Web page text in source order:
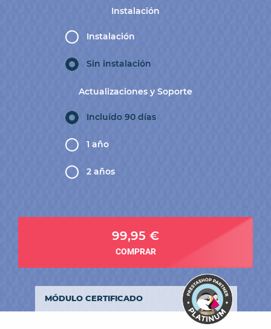
Instalación
Instalación
Sin instalación
Actualizaciones y Soporte
Incluído 90 días
1 año
2 años
99,95 €
COMPRAR
MÓDULO CERTIFICADO